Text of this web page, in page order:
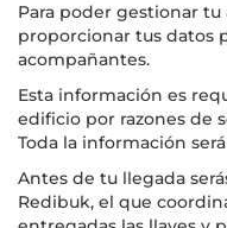
Para poder gestionar tu
proporcionar tus datos
acompañantes.
Esta información es
edificio por razones de
Toda la información
Antes de tu llegada
Redibuk, el que